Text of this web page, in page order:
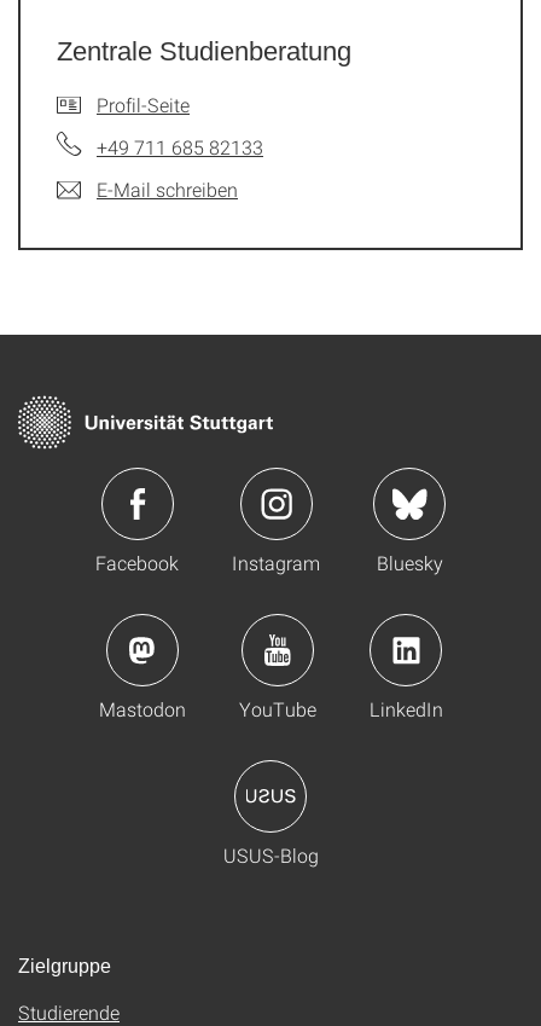
Zentrale Studienberatung
Profil-Seite
+49 711 685 82133
E-Mail schreiben
Facebook Instagram Bluesky
Mastodon YouTube LinkedIn
USUS-Blog
Zielgruppe
Studierende